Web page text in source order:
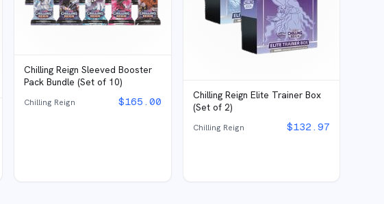
Chilling Reign Sleeved Booster
Pack Bundle (Set of 10)
Chilling Reign $165.00
Chilling Reign Elite Trainer Box
(Set of 2)
Chilling Reign $132.97